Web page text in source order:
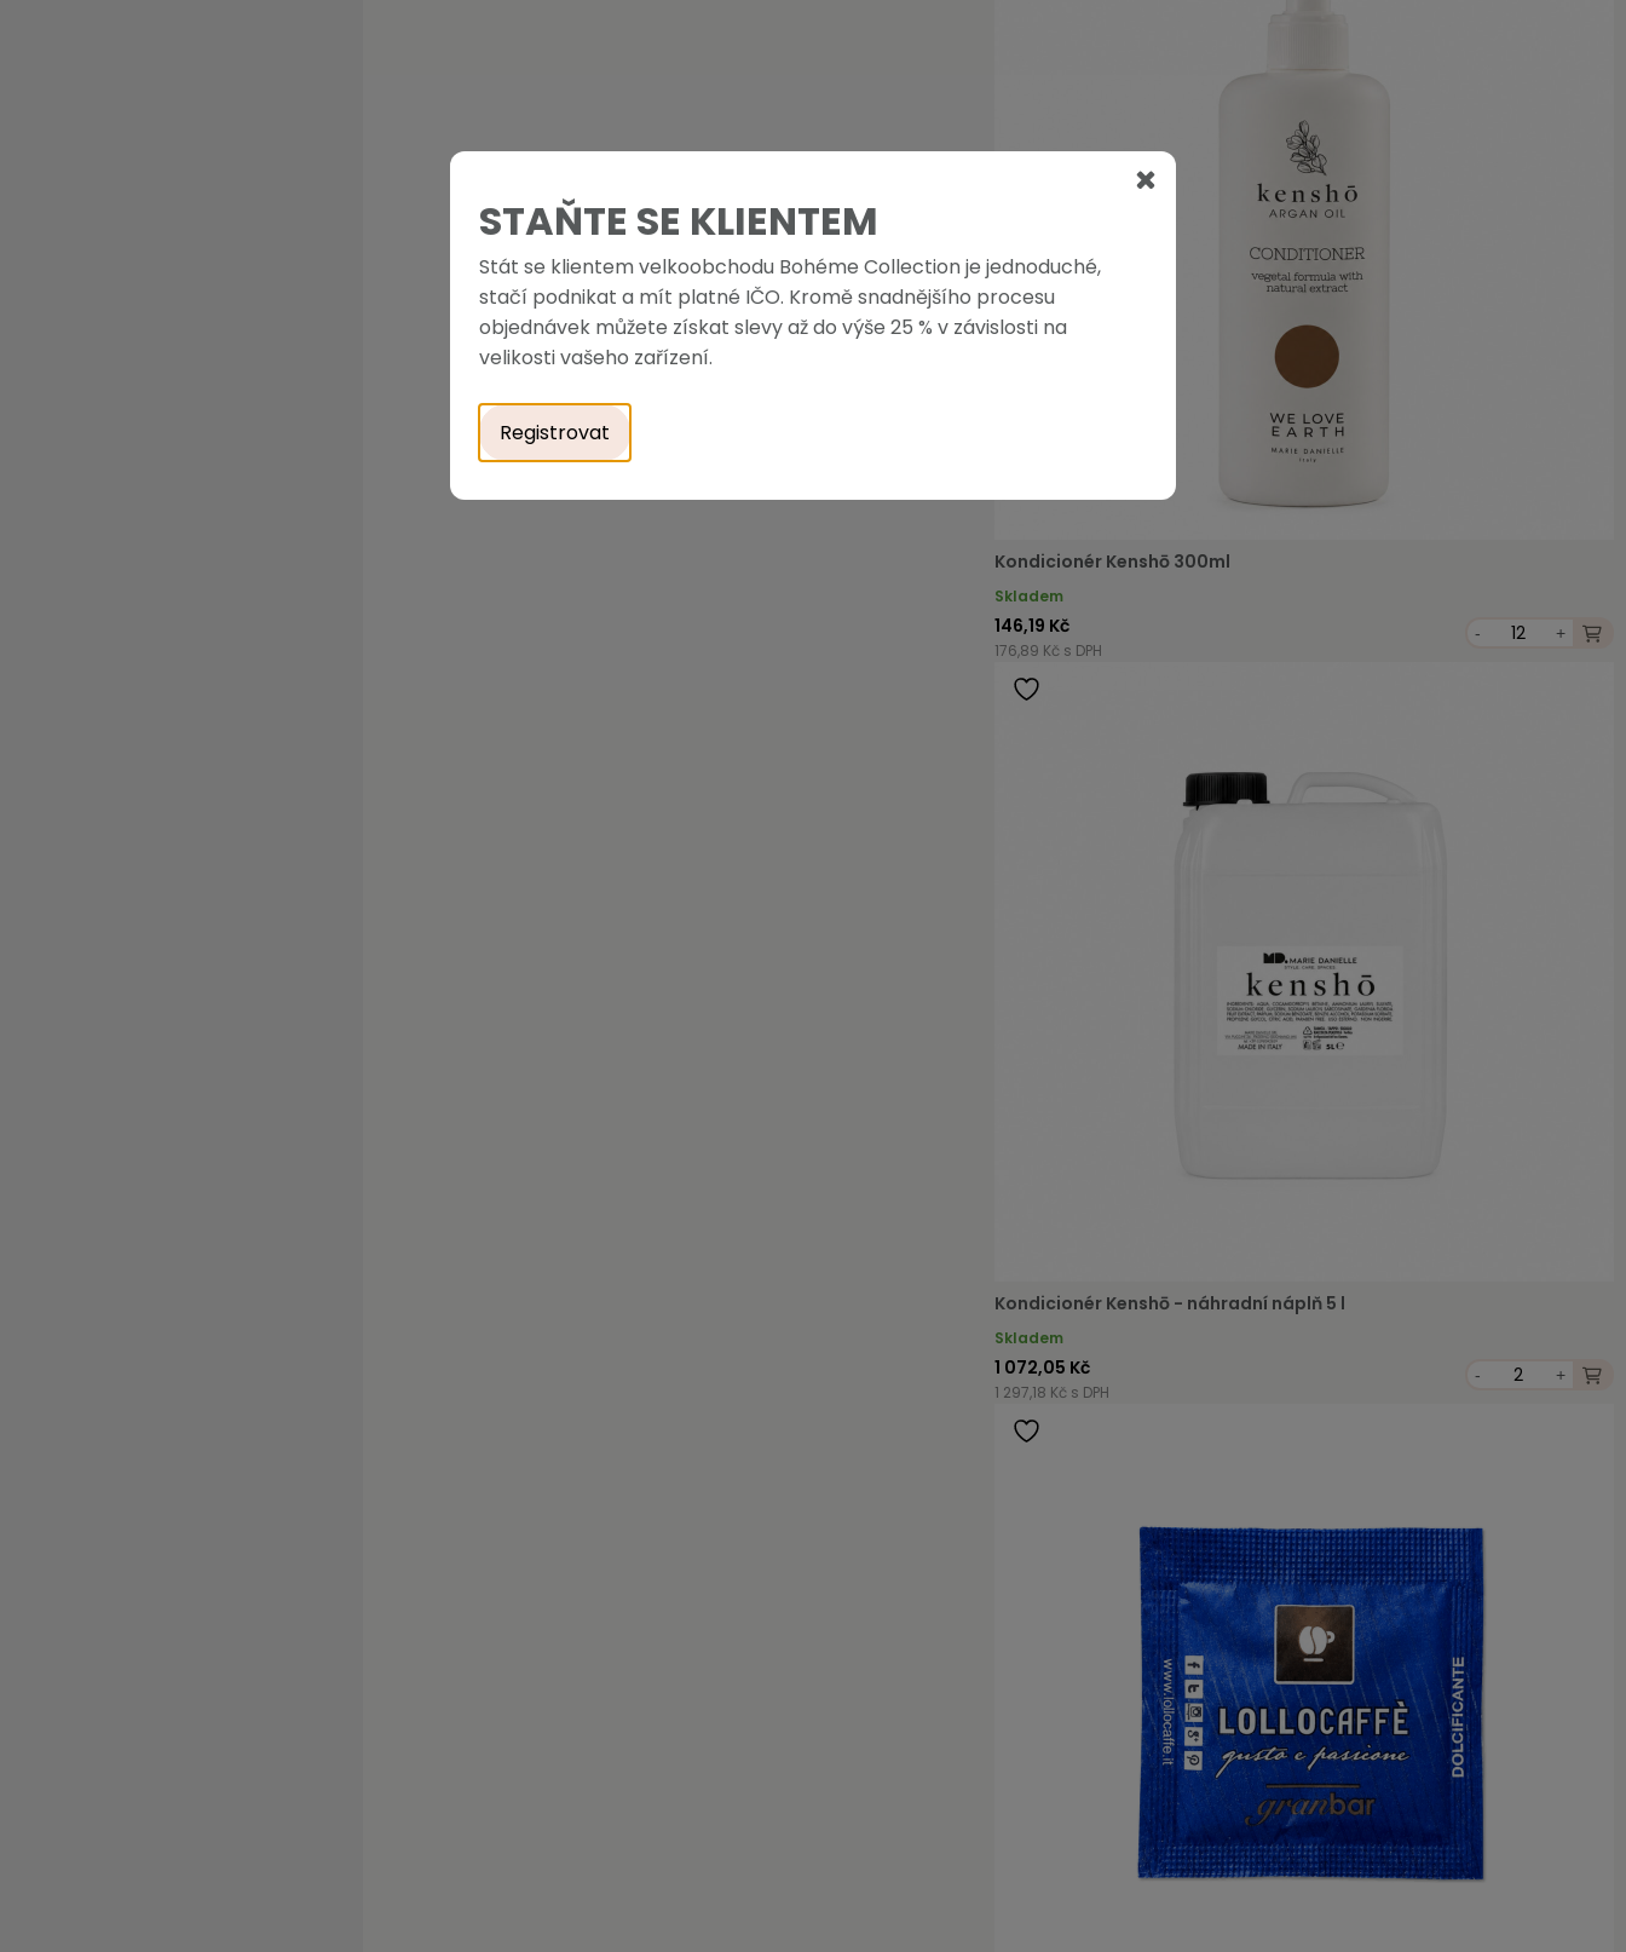
Kondicionér Kenshō 300ml
Skladem
146,19 Kč
176,89 Kč s DPH
- +
Kondicionér Kenshō - náhradní náplň 5 l
Skladem
1 072,05 Kč
1 297,18 Kč s DPH
- +
STAŇTE SE KLIENTEM
Stát se klientem velkoobchodu Bohéme Collection je jednoduché,
stačí podnikat a mít platné IČO. Kromě snadnějšího procesu
objednávek můžete získat slevy až do výše 25 % v závislosti na
velikosti vašeho zařízení.
Registrovat